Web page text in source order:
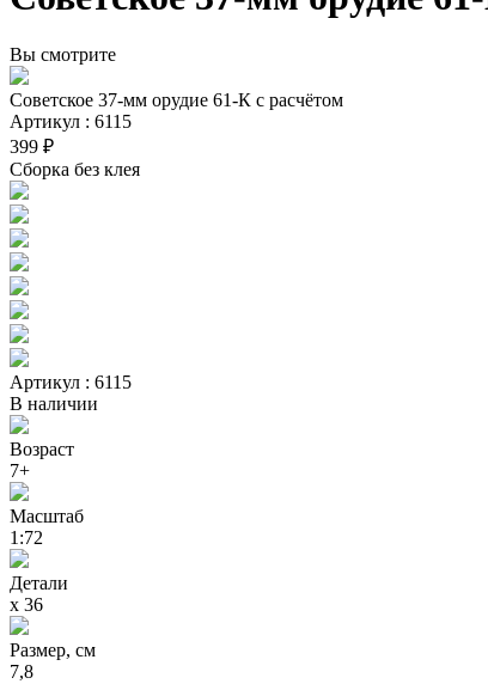
Вы смотрите
Советское 37-мм орудие 61-К с расчётом
Артикул : 6115
399 ₽
Сборка без клея
Артикул : 6115
В наличии
Возраст
7+
Масштаб
1:72
Детали
х 36
Размер, см
7,8